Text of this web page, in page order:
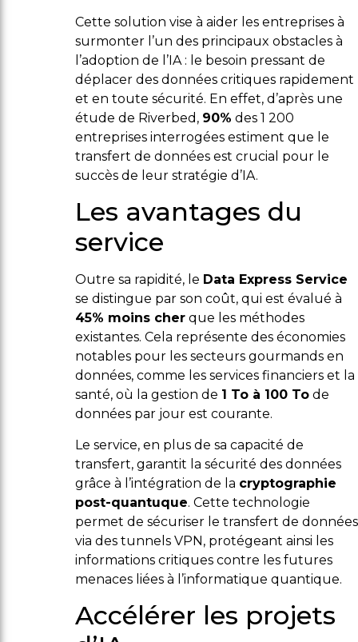
Cette solution vise à aider les entreprises à
surmonter l’un des principaux obstacles à
l’adoption de l’IA : le besoin pressant de
déplacer des données critiques rapidement
et en toute sécurité. En effet, d’après une
étude de Riverbed, 90% des 1 200
entreprises interrogées estiment que le
transfert de données est crucial pour le
succès de leur stratégie d’IA.
Les avantages du
service
Outre sa rapidité, le Data Express Service
se distingue par son coût, qui est évalué à
45% moins cher que les méthodes
existantes. Cela représente des économies
notables pour les secteurs gourmands en
données, comme les services financiers et la
santé, où la gestion de 1 To à 100 To de
données par jour est courante.
Le service, en plus de sa capacité de
transfert, garantit la sécurité des données
grâce à l’intégration de la cryptographie
post-quantuque. Cette technologie
permet de sécuriser le transfert de données
via des tunnels VPN, protégeant ainsi les
informations critiques contre les futures
menaces liées à l’informatique quantique.
Accélérer les projets